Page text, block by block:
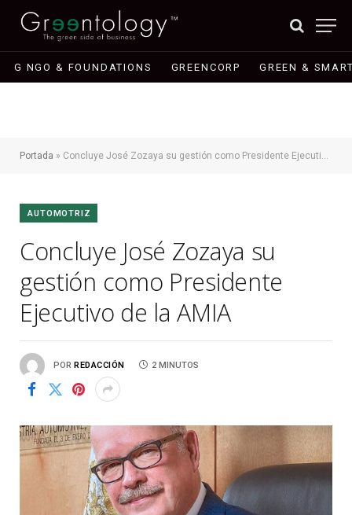
G NGO & FOUNDATIONS GREENCORP GREEN &
Portada » Concluye José Zozaya su gestión como Presidente Ejecutivo de la AMIA
AUTOMOTRIZ
Concluye José Zozaya su
gestión como Presidente
Ejecutivo de la AMIA
POR REDACCIÓN 2 MINUTOS